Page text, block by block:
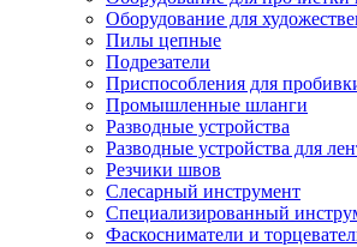
Оборудование для
Пилы цепные
Подрезатели
Приспособления для
Промышленные шланги
Разводные устройства
Разводные устройства для
Резчики швов
Слесарный инструмент
Специализированный
Фаскосниматели и